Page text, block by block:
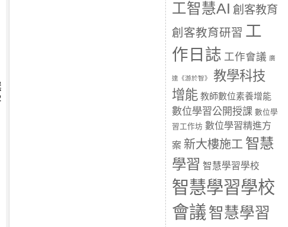
工智慧AI 創客教育
創客教育研習 工
作日誌 工作會議 廣
達《游於智》
教學科技
增能 教師數位素養增能
數位學習公開授課 數位學
習工作坊 數位學習精進方
案 新大樓施工 智慧
學習 智慧學習學校
智慧學習學校
會議 智慧學習